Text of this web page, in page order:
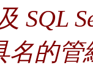
SQL
名的